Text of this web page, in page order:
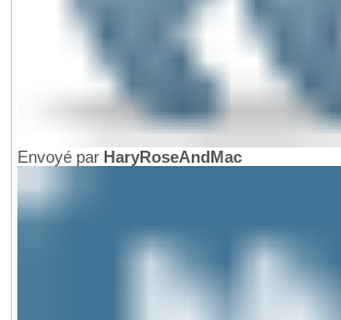
Envoyé par HaryRoseAndMac